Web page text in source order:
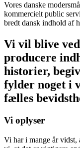
Vores danske
kommercielt public
bredt dansk indhold af
Vi vil blive
producere
historier,
fylder noget i
fælles
Vi oplyser
Vi har i mange år vidst,